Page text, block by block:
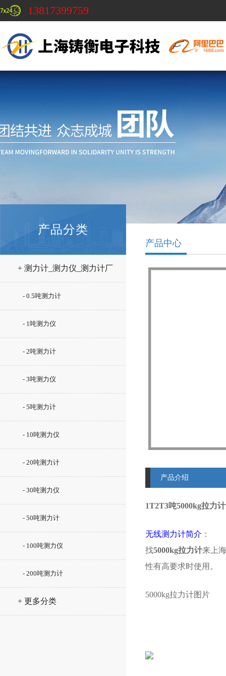
13817399759
产品分类
+ 测力计_测力仪_测力计厂
- 0.5吨测力计
- 1吨测力仪
- 2吨测力计
- 3吨测力仪
- 5吨测力计
- 10吨测力仪
- 20吨测力计
- 30吨测力仪
- 50吨测力计
- 100吨测力仪
- 200吨测力计
+ 更多分类
产品中心
产品介绍
1T2T3吨5000kg拉力
无线测力计简介 ：
找5000kg拉力计来上
性有高要求时使用。
5000kg拉力计图片